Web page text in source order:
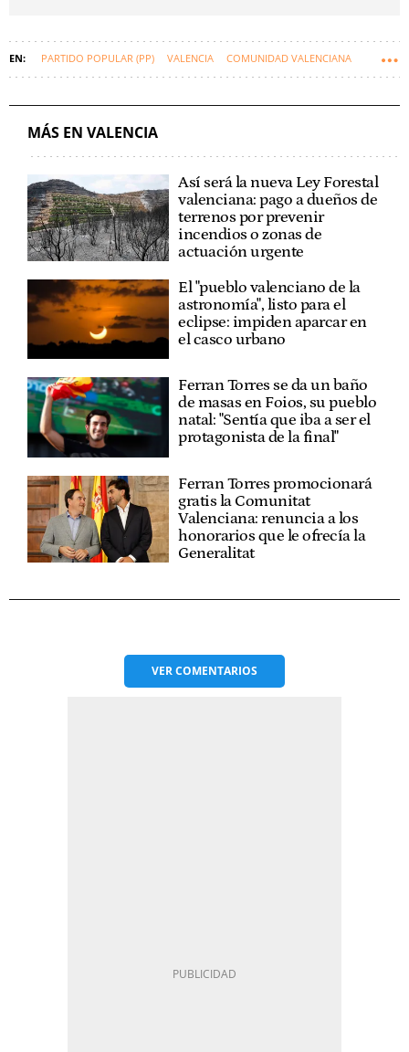
PARTIDO POPULAR (PP) VALENCIA COMUNIDAD VALENCIANA
MÁS EN VALENCIA
Así será la nueva Ley Forestal
valenciana: pago a dueños de
terrenos por prevenir
incendios o zonas de
actuación urgente
El "pueblo valenciano de la
astronomía", listo para el
eclipse: impiden aparcar en
el casco urbano
Ferran Torres se da un baño
de masas en Foios, su pueblo
natal: "Sentía que iba a ser el
protagonista de la final"
Ferran Torres promocionará
gratis la Comunitat
Valenciana: renuncia a los
honorarios que le ofrecía la
Generalitat
VERCOMENTARIOS